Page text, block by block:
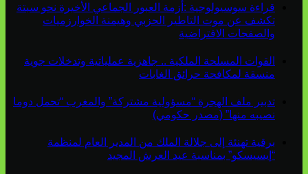
قراءة سوسيولوجية :أزمة العبور الجماعي الأخيرة نحو سبتة
تكشف عن موت التاطير الحزبي وهيمنة الخوارزميات
والصفحات الافتراضية
القوات المسلحة الملكية .. جاهزية عملياتية وتدخلات جوية
منسقة لمكافحة حرائق الغابات
تدبير ملف الهجرة “مسؤولية مشتركة” والمغرب “تحمل دوما
نصيبه منها” (مصدر حكومي)
برقية تهنئة إلى جلالة الملك من المدير العام لمنظمة
“إيسيسكو” بمناسبة عيد العرش المجيد